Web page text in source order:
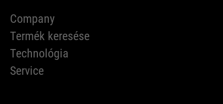
Company
Termék keresése
Technológia
Service